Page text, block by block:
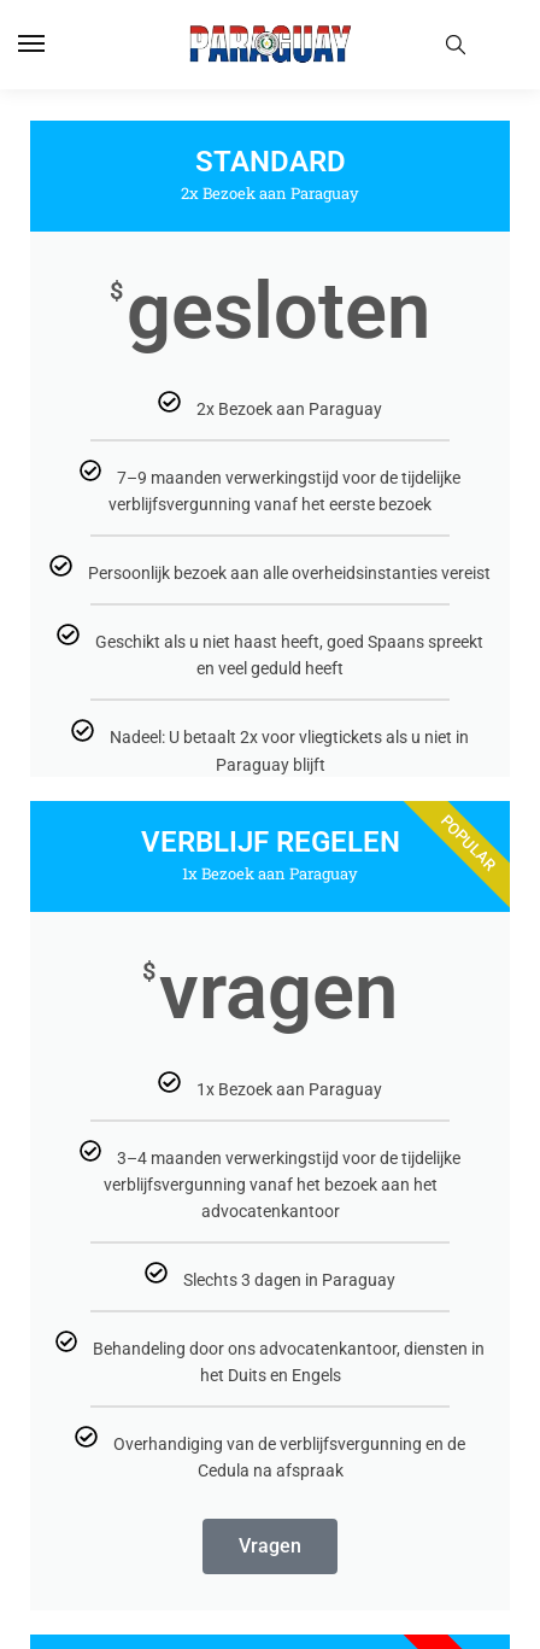
STANDARD
2x Bezoek aan Paraguay
$ gesloten
2x Bezoek aan Paraguay
7–9 maanden verwerkingstijd voor de tijdelijke
verblijfsvergunning vanaf het eerste bezoek
Persoonlijk bezoek aan alle overheidsinstanties vereist
Geschikt als u niet haast heeft, goed Spaans spreekt
en veel geduld heeft
Nadeel: U betaalt 2x voor vliegtickets als u niet in
Paraguay blijft
VERBLIJF REGELEN
1x Bezoek aan Paraguay
$vragen
1x Bezoek aan Paraguay
3–4 maanden verwerkingstijd voor de tijdelijke
verblijfsvergunning vanaf het bezoek aan het
advocatenkantoor
Slechts 3 dagen in Paraguay
Behandeling door ons advocatenkantoor, diensten in
het Duits en Engels
Overhandiging van de verblijfsvergunning en de
Cedula na afspraak
Vragen
POPULAR